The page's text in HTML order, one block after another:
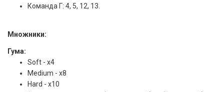
Команда Г: 4, 5, 12, 13.
Множники:
Гума:
Soft - x4
Medium - x8
Hard - x10